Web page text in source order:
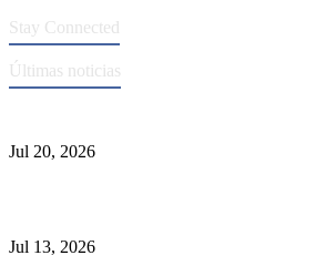
Stay Connected
Últimas noticias
Jul 20, 2026
Jul 13, 2026